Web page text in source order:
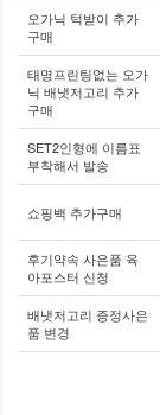
오가닉 턱받이 추가
구매
태명프린팅없는 오가
닉 배냇저고리 추가
구매
SET2인형에 이름표
부착해서 발송
쇼핑백 추가구매
후기약속 사은품 육
아포스터 신청
배냇저고리 증정사은
품 변경